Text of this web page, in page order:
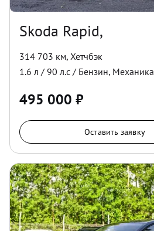
Skoda Rapid,
314 703 км, Хетчбэк
1.6 л / 90 л.с / Бензин, Механика
495 000 ₽
Оставить заявку